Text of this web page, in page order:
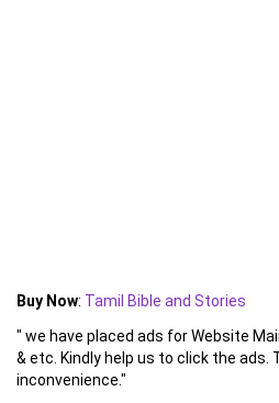
Buy Now: Tamil Bible and Stories
" we have placed ads for Website
& etc. Kindly help us to click the ads.
inconvenience."